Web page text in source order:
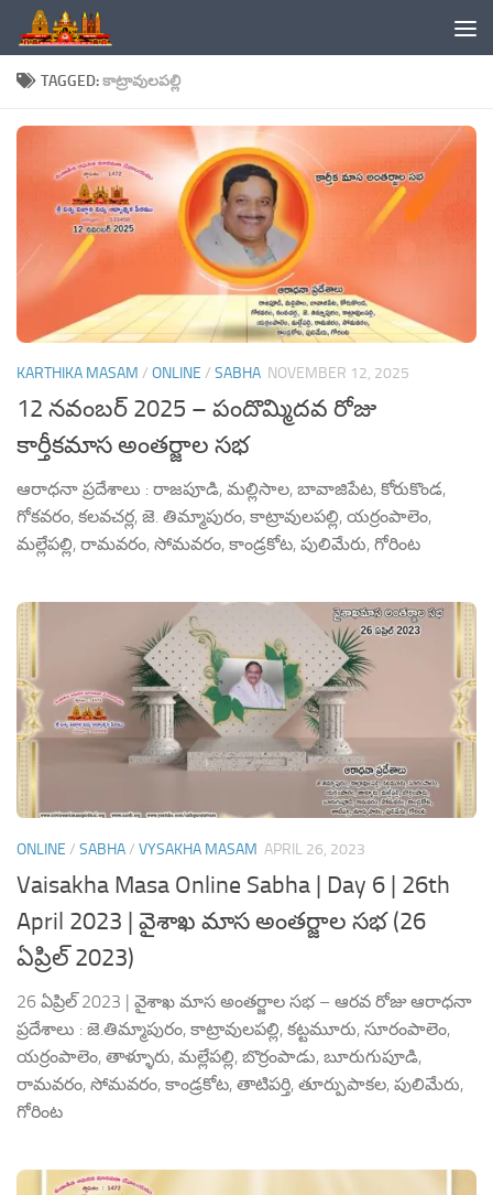
Skip to content
TAGGED:కాట్రావులపల్లి
KARTHIKA MASAM / ONLINE / SABHA NOVEMBER 12, 2025
12 నవంబర్ 2025 – పందొమ్మిదవ రోజు
కార్తీకమాస అంతర్జాల సభ
ఆరాధనా ప్రదేశాలు : రాజపూడి, మల్లిసాల, బావాజిపేట, కోరుకొండ,
గోకవరం, కలవచర్ల, జె. తిమ్మాపురం, కాట్రావులపల్లి, యర్రంపాలెం,
మల్లేపల్లి, రామవరం, సోమవరం, కాండ్రకోట, పులిమేరు, గోరింట
ONLINE / SABHA/ VYSAKHA MASAM APRIL 26, 2023
Vaisakha Masa Online Sabha | Day 6 | 26th
April 2023 | వైశాఖ మాస అంతర్జాల సభ (26
ఏప్రిల్ 2023)
26 ఏప్రిల్ 2023 | వైశాఖ మాస అంతర్జాల సభ – ఆరవ రోజు ఆరాధనా
ప్రదేశాలు : జె.తిమ్మాపురం, కాట్రావులపల్లి, కట్టమూరు, సూరంపాలెం,
యర్రంపాలెం, తాళ్ళూరు, మల్లేపల్లి, బొర్రంపాడు, బూరుగుపూడి,
రామవరం, సోమవరం, కాండ్రకోట, తాటిపర్తి, తూర్పుపాకల, పులిమేరు,
గోరింట